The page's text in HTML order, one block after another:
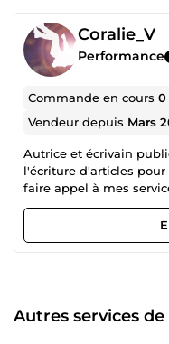
Coralie_V
Performance
Commande en cours0
Vendeur depuis Mars
Autrice et écrivain
l'écriture d'articles
faire appel à mes
mots sur vos histoires!
Autres services